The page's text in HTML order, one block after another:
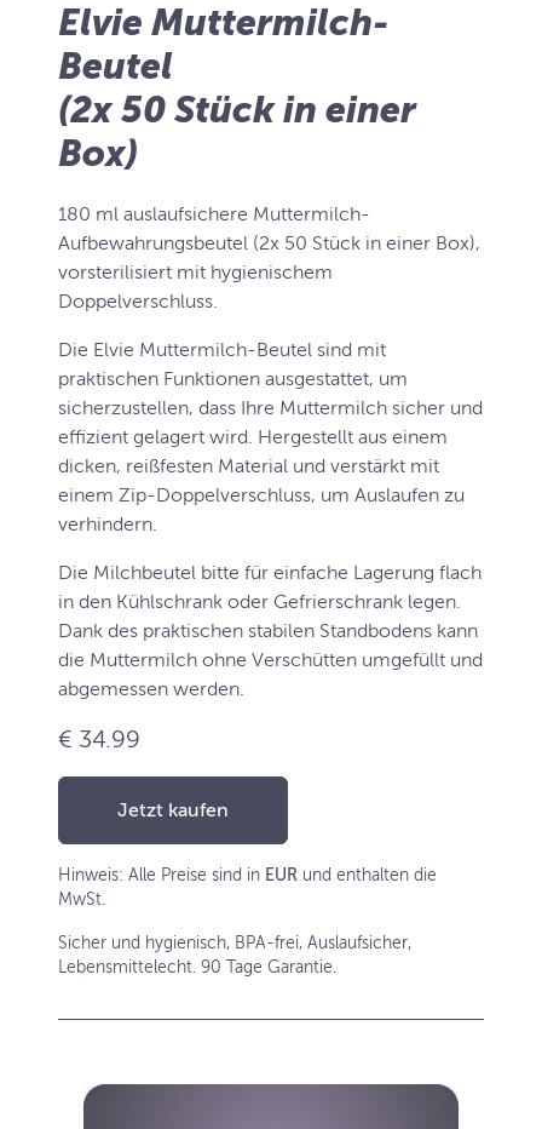
Elvie Muttermilch-
Beutel
(2x 50 Stück in einer
Box)
180 ml auslaufsichere Muttermilch-
Aufbewahrungsbeutel (2x 50 Stück in einer Box),
vorsterilisiert mit hygienischem
Doppelverschluss.
Die Elvie Muttermilch-Beutel sind mit
praktischen Funktionen ausgestattet, um
sicherzustellen, dass Ihre Muttermilch sicher und
effizient gelagert wird. Hergestellt aus einem
dicken, reißfesten Material und verstärkt mit
einem Zip-Doppelverschluss, um Auslaufen zu
verhindern.
Die Milchbeutel bitte für einfache Lagerung flach
in den Kühlschrank oder Gefrierschrank legen.
Dank des praktischen stabilen Standbodens kann
die Muttermilch ohne Verschütten umgefüllt und
abgemessen werden.
€ 34.99
Jetzt kaufen
Hinweis: Alle Preise sind in EUR und enthalten die
MwSt.
Sicher und hygienisch, BPA-frei, Auslaufsicher,
Lebensmittelecht. 90 Tage Garantie.